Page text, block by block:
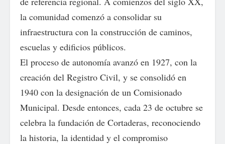
la comunidad comenzó a consolidar su
infraestructura con la construcción de caminos,
escuelas y edificios públicos.
El proceso de autonomía avanzó en 1927, con la
creación del Registro Civil, y se consolidó en
1940 con la designación de un Comisionado
Municipal. Desde entonces, cada 23 de octubre se
celebra la fundación de Cortaderas, reconociendo
la historia, la identidad y el compromiso